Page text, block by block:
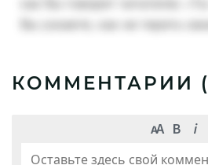
КОММЕНТАРИИ (